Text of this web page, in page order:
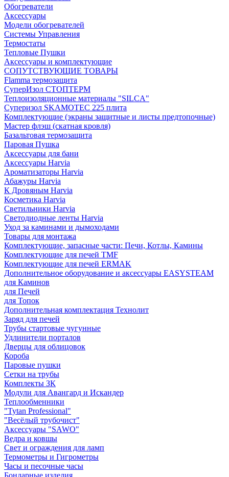
Обогреватели
Аксессуары
Модели обогревателей
Системы Управления
Термостаты
Тепловые Пушки
Аксессуары и комплектующие
СОПУТСТВУЮЩИЕ ТОВАРЫ
Flamma термозащита
СуперИзол СТОПТЕРМ
Теплоизоляционные материалы "SILCA"
Суперизол SKAMOTEC 225 плита
Комплектующие (экраны защитные и листы предтопочные)
Мастер флэш (скатная кровля)
Базальтовая термозащита
Паровая Пушка
Аксессуары для бани
Аксессуары Harvia
Ароматизаторы Harvia
Абажуры Harvia
К Дровяным Harvia
Косметика Harvia
Светильники Harvia
Светодиодные ленты Harvia
Уход за каминами и дымоходами
Товары для монтажа
Комплектующие, запасные части: Печи, Котлы, Камины
Комплектующие для печей TMF
Комплектующие для печей ERMAK
Дополнительное оборудование и аксессуары EASYSTEAM
для Каминов
для Печей
для Топок
Дополнительная комплектация Технолит
Заряд для печей
Трубы стартовые чугунные
Удлинители порталов
Дверцы для облицовок
Короба
Паровые пушки
Сетки на трубы
Комплекты ЗК
Модули для Авангард и Искандер
Теплообменники
"Tytan Professional"
"Весёлый трубочист"
Аксессуары "SAWO"
Ведра и ковшы
Свет и ограждения для ламп
Термометры и Гигрометры
Часы и песочные часы
Бондарные изделия